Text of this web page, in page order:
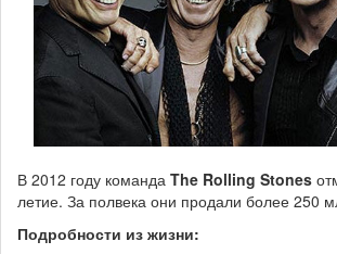
В 2012 году команда The Rolling Stones
летие. За полвека они продали более 250
Подробности из жизни: